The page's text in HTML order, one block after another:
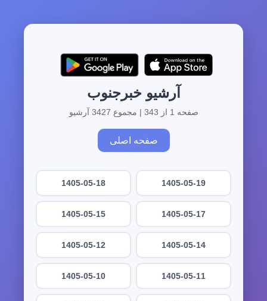
آرشیو خبرجنوب
صفحه 1 از 343 | مجموع 3427 آرشیو
صفحه اصلی
1405-05-19
1405-05-18
1405-05-17
1405-05-15
1405-05-14
1405-05-12
1405-05-11
1405-05-10